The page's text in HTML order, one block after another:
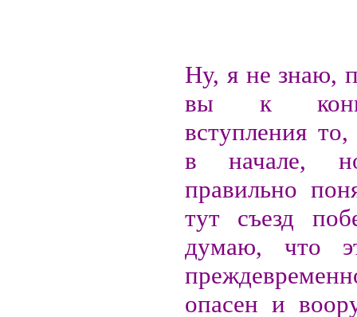
Ну, я не знаю,
вы к
вступления
в начале,
правильно
тут съезд
думаю, что
опасен и